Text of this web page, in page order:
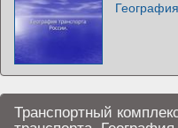
Транспортный